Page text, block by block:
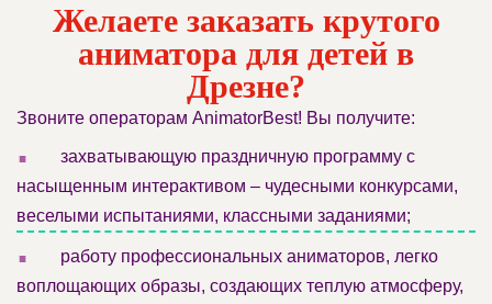
Желаете заказать крутого
аниматора для детей в
Дрезне?
Звоните операторам AnimatorBest! Вы получите:
.
захватывающую праздничную программу с
насыщенным интерактивом – чудесными конкурсами,
веселыми испытаниями, классными заданиями;
.
работу профессиональных аниматоров, легко
воплощающих образы, создающих теплую атмосферу,